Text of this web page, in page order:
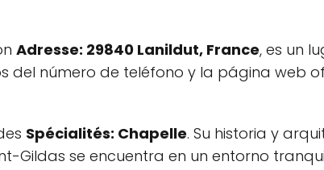
Adresse: 29840 Lanildut, France, es un
del número de teléfono y la página web
Spécialités: Chapelle. Su historia y
Gildas se encuentra en un entorno